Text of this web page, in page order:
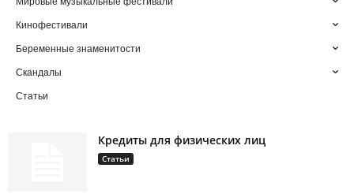
Кинофестивали
Беременные знаменитости
Скандалы
Статьи
Кредиты для физических лиц
Статьи